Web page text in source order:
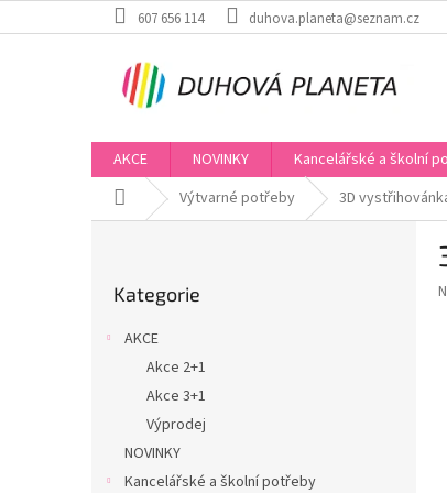
na
607 656 114 duhova.planeta@seznam.cz
AKCE NOVINKY Kancelářské a školní
Domů Výtvarné potřeby 3D
kategorie
Kategorie
AKCE
Akce 2+1
Akce 3+1
Výprodej
NOVINKY
Kancelářské a školní potřeby